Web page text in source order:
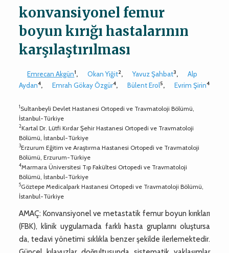
konvansiyonel femur
boyun kırığı hastalarının
karşılaştırılması
Emrecan Akgün1, Okan Yiğit2, Yavuz Şahbat3,
Alp
Aydan4, Emrah Gökay Özgür4, Bülent Erol5, Evrim Şirin4
1Sultanbeyli Devlet Hastanesi Ortopedi ve Travmatoloji Bölümü,
İstanbul-Türkiye
2Kartal Dr. Lütfi Kırdar Şehir Hastanesi Ortopedi ve Travmatoloji
Bölümü, İstanbul-Türkiye
3Erzurum Eğitim ve Araştırma Hastanesi Ortopedi ve Travmatoloji
Bölümü, Erzurum-Türkiye
4Marmara Üniversitesi Tıp Fakültesi Ortopedi ve Travmatoloji
Bölümü, İstanbul-Türkiye
5Göztepe Medicalpark Hastanesi Ortopedi ve Travmatoloji Bölümü,
İstanbul-Türkiye
AMAÇ: Konvansiyonel ve metastatik femur boyun kırıkları
(FBK), klinik uygulamada farklı hasta gruplarını oluştursa
da, tedavi yönetimi sıklıkla benzer şekilde ilerlemektedir.